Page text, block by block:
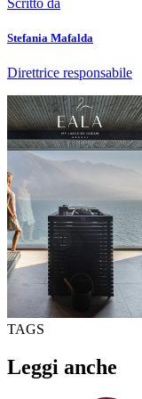
Stefania Mafalda
Direttrice responsabile
TAGS
Leggi anche